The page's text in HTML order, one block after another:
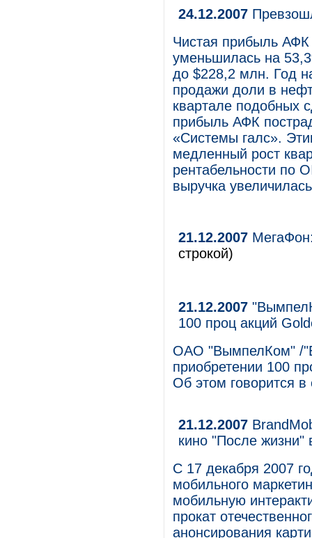
24.12.2007
Чистая прибыль АФК
уменьшилась на
до $228,2 млн. Год
продажи доли в
квартале подобных
прибыль АФК
«Системы галс».
медленный рост
рентабельности по
выручка
21.12.2007
строкой)
21.12.2007
100 проц акций
ОАО "ВымпелКом" /
приобретении 100
Об этом говорится
21.12.2007
кино "После жизни"
С 17 декабря 2007
мобильного
мобильную
прокат
анонсирования